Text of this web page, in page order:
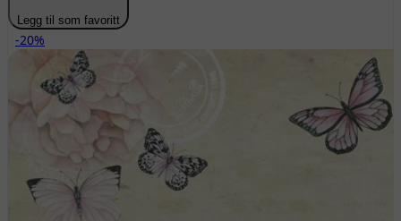
Legg til som favoritt
-20%